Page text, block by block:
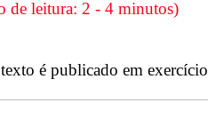
de leitura: 2 - 4 minutos)
é publicado em